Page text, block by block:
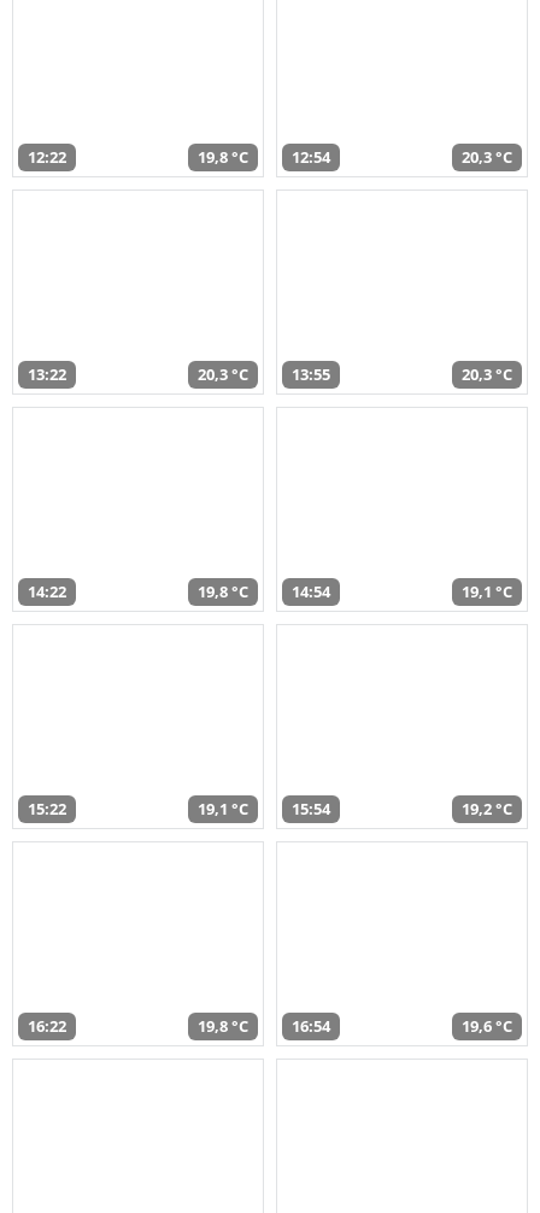
12:22 19,8 °C 12:54 20,3 °C
13:22 20,3 °C 13:55 20,3 °C
14:22 19,8 °C 14:54 19,1 °C
15:22 19,1 °C 15:54 19,2 °C
16:22 19,8 °C 16:54 19,6 °C